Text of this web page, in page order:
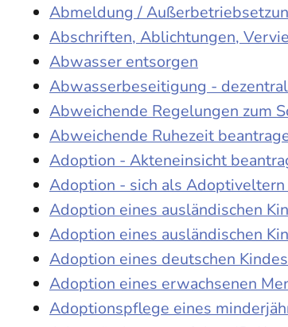
Abmeldung /
Abschriften, Ablichtungen,
Abwasser entsorgen
Abwasserbeseitigung -
Abweichende Regelungen zum
Abweichende Ruhezeit
Adoption - Akteneinsicht
Adoption - sich als
Adoption eines ausländischen
Adoption eines ausländischen
Adoption eines deutschen
Adoption eines erwachsenen
Adoptionspflege eines